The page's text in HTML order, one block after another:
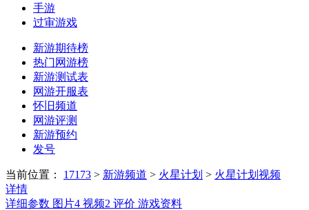
手游
过审游戏
新游期待榜
热门网游榜
新游测试表
网游开服表
怀旧频道
网游评测
新游预约
发号
当前位置： 17173 > 新游频道 > 火星计划 > 火星计划视频
详情
详细参数 图片4 视频2 评价 游戏资料